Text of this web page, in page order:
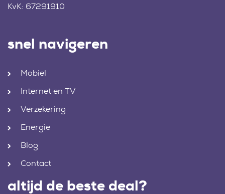
KvK: 67291910
snel navigeren
Mobiel
Internet en TV
Verzekering
Energie
Blog
Contact
altijd de beste deal?